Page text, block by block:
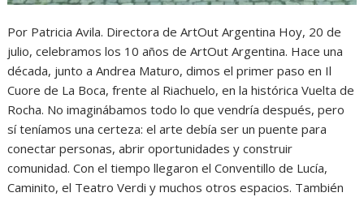
Por Patricia Avila. Directora de ArtOut Argentina Hoy, 20 de
julio, celebramos los 10 años de ArtOut Argentina. Hace una
década, junto a Andrea Maturo, dimos el primer paso en Il
Cuore de La Boca, frente al Riachuelo, en la histórica Vuelta de
Rocha. No imaginábamos todo lo que vendría después, pero
sí teníamos una certeza: el arte debía ser un puente para
conectar personas, abrir oportunidades y construir
comunidad. Con el tiempo llegaron el Conventillo de Lucía,
Caminito, el Teatro Verdi y muchos otros espacios. También